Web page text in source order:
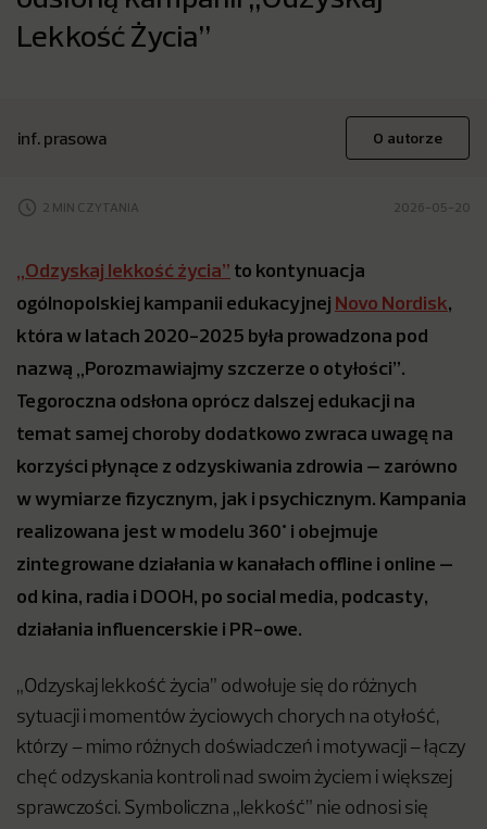
Lekkość Życia”
inf. prasowa O autorze
2 MIN CZYTANIA 2026-05-20
„Odzyskaj lekkość życia” to kontynuacja
ogólnopolskiej kampanii edukacyjnej Novo Nordisk,
która w latach 2020-2025 była prowadzona pod
nazwą „Porozmawiajmy szczerze o otyłości”.
Tegoroczna odsłona oprócz dalszej edukacji na
temat samej choroby dodatkowo zwraca uwagę na
korzyści płynące z odzyskiwania zdrowia – zarówno
w wymiarze fizycznym, jak i psychicznym. Kampania
realizowana jest w modelu 360° i obejmuje
zintegrowane działania w kanałach offline i online –
od kina, radia i DOOH, po social media, podcasty,
działania influencerskie i PR-owe.
„Odzyskaj lekkość życia” odwołuje się do różnych
sytuacji i momentów życiowych chorych na otyłość,
którzy – mimo różnych doświadczeń i motywacji – łączy
chęć odzyskania kontroli nad swoim życiem i większej
sprawczości. Symboliczna „lekkość” nie odnosi się